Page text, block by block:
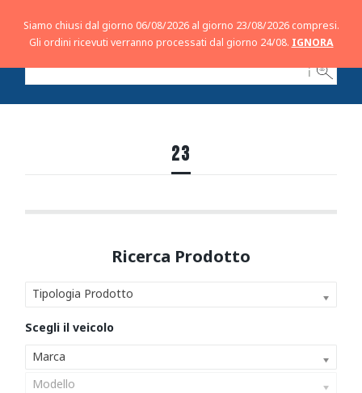
ℹ
23
Tipologia Prodotto
Marca
Modello
Siamo chiusi dal giorno 06/08/2026 al giorno 23/08/2026 compresi.
Gli ordini ricevuti verranno processati dal giorno 24/08. IGNORA